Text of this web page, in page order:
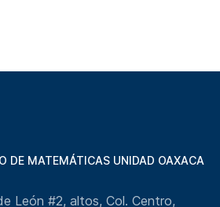
DE MATEMÁTICAS UNIDAD OAXACA
León #2, altos, Col. Centro,